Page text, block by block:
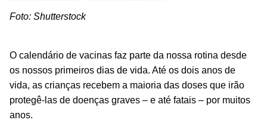
Foto: Shutterstock
O calendário de vacinas faz parte da nossa rotina desde
os nossos primeiros dias de vida. Até os dois anos de
vida, as crianças recebem a maioria das doses que irão
protegê-las de doenças graves – e até fatais – por muitos
anos.